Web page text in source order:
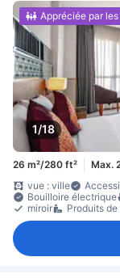
1/18
Appréciée par
26 m²/280 ft² Max.
vue : ville
Bouilloire électrique
miroir
Produits